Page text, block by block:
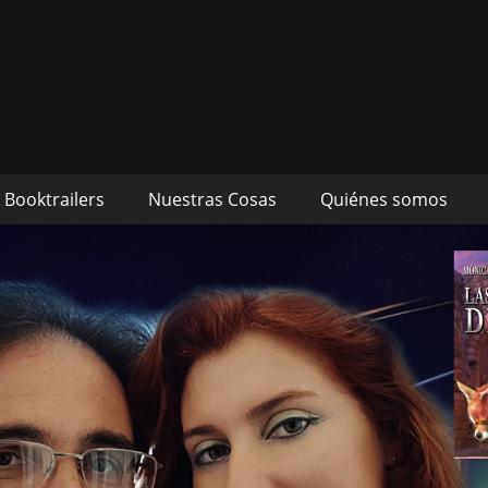
autores Mónica Cueto
Booktrailers Nuestras Cosas Quiénes somos